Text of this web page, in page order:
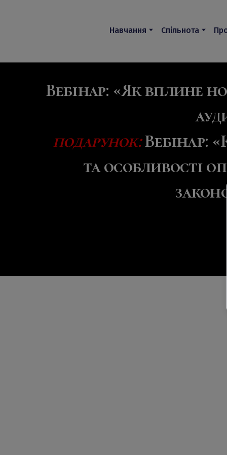
Навчання Спільнота
Вебінар: «Як вплине
подарунок:Вебінар:
та особливості